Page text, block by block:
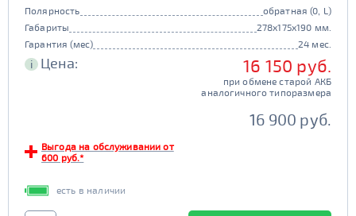
Полярность
обратная (0, L)
Габариты
278x175x190 мм.
Гарантия (мес)
24 мес.
i Цена: 16 150 руб.
при обмене старой АКБ
аналогичного типоразмера
16 900 руб.
Выгода на обслуживании от
600 руб.*
есть в наличии